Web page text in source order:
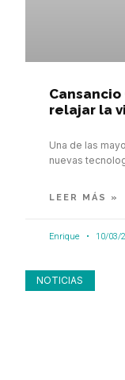
relajar la
Una de las
nuevas
LEER MÁS »
Enrique 10/03/
NOTICIAS